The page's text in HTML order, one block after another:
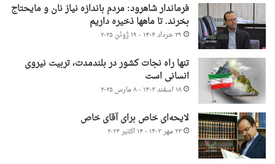
فرماندار شاهرود: مردم باندازه نیاز نان و مایحتاج
بخرند. تا ماهها ذخیره داریم
۲۹ خرداد ۱۴۰۴ - ۱۹ ژوئن ۲۰۲۵
تنها راه نجات کشور در بلندمدت، تربیت نیروی
انسانی است
۱۸ اسفند ۱۴۰۳ - ۸ مارس ۲۰۲۵
لایحه‌ای خاص برای آقای خاص
۲۳ مهر ۱۴۰۳ - ۱۴ اکتبر ۲۰۲۴